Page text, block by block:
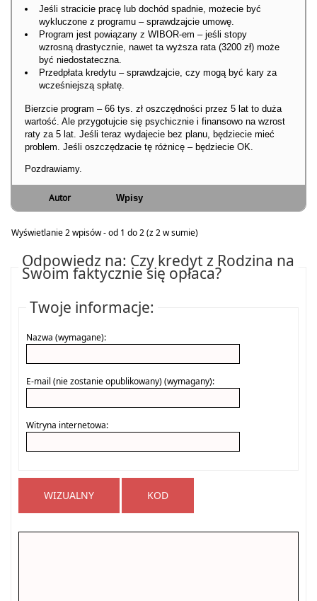
Jeśli stracicie pracę lub dochód spadnie, możecie być
wykluczone z programu – sprawdzajcie umowę.
Program jest powiązany z WIBOR-em – jeśli stopy
wzrosną drastycznie, nawet ta wyższa rata (3200 zł) może
być niedostateczna.
Przedpłata kredytu – sprawdzajcie, czy mogą być kary za
wcześniejszą spłatę.
Bierzcie program – 66 tys. zł oszczędności przez 5 lat to duża
wartość. Ale przygotujcie się psychicznie i finansowo na wzrost
raty za 5 lat. Jeśli teraz wydajecie bez planu, będziecie mieć
problem. Jeśli oszczędzacie tę różnicę – będziecie OK.
Pozdrawiamy.
Autor Wpisy
Wyświetlanie 2 wpisów - od 1 do 2 (z 2 w sumie)
Odpowiedz na: Czy kredyt z Rodzina na
Swoim faktycznie się opłaca?
Twoje informacje:
Nazwa (wymagane):
E-mail (nie zostanie opublikowany) (wymagany):
Witryna internetowa:
WIZUALNY KOD